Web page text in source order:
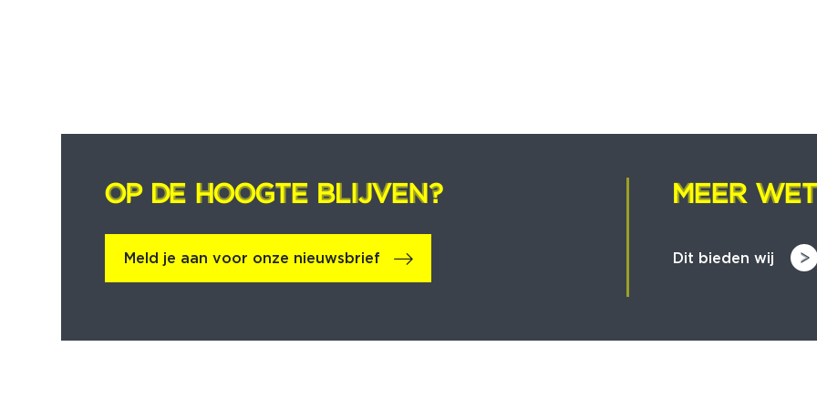
OP DE HOOGTE BLIJVEN?
OP DE HOOGTE BLIJVEN?
Meld je aan voor onze nieuwsbrief
MEER
MEER
Dit bieden wij